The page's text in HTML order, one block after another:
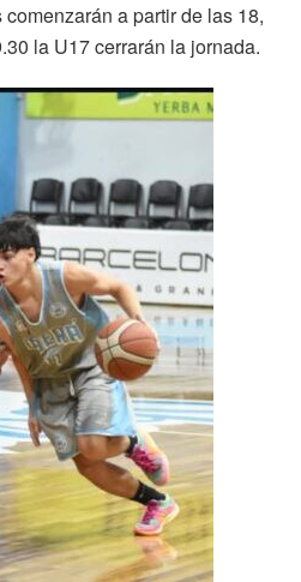
a partir de las 18,
la U17 cerrarán la jornada.